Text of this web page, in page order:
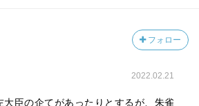
フォロー
2022.02.21
大臣の企てがあったりとするが、朱雀